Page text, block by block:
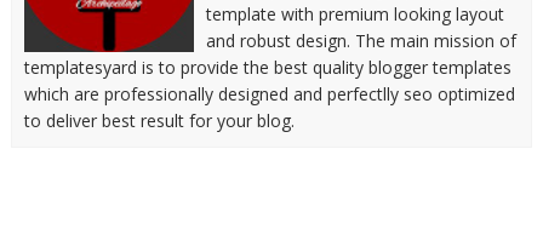
template with premium looking layout
and robust design. The main mission of
templatesyard is to provide the best quality blogger templates
which are professionally designed and perfectlly seo optimized
to deliver best result for your blog.